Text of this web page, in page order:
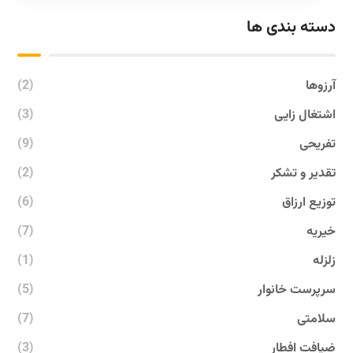
دسته بندی ها
آرزوها
(2)
اشتغال زایی
(3)
تفریحی
(9)
تقدیر و تشکر
(2)
توزیع ارزاق
(6)
خیریه
(7)
زلزله
(1)
سرپرست خانوار
(5)
سلامتی
(7)
ضیافت افطار
(3)